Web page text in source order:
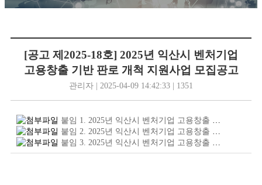
[공고 제2025-18호] 2025년 익산시 벤처기업
고용창출 기반 판로 개척 지원사업 모집공고
관리자 | 2025-04-09 14:42:33 | 1351
붙임 1. 2025년 익산시 벤처기업 고용창출 기반 판로 개척 지원사업 포스터.png
붙임 2. 2025년 익산시 벤처기업 고용창출 기반 판로 개척 지원사업 참여기업 모집 공고.hwp
붙임 3. 2025년 익산시 벤처기업 고용창출 기반 판로 개척 지원사업 과제 신청서.hwp